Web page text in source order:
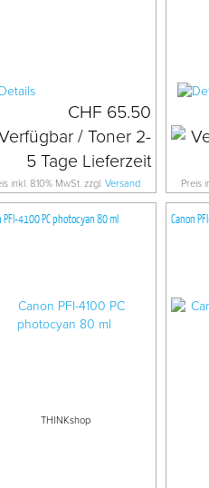
CHF 65.50
inkl. 8.10% MwSt. zzgl.Versand Preis
PFI-4100 PC photocyan 80 ml
THINKshop
Canon